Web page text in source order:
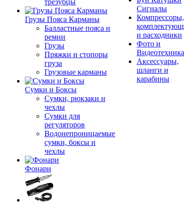
трезубцы
Грузы Пояса Карманы
Балластные пояса и
ремни
Грузы
Пряжки и стопоры
груза
Грузовые карманы
Сумки и Боксы
Сумки, рюкзаки и
чехлы
Сумки для
регуляторов
Водонепроницаемые
сумки, боксы и
чехлы
Фонари
Сигналы
Компрессоры,
и расходники
Фото и
Видеотехника
Аксессуары,
шланги и
карабины